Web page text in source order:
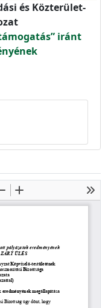
és Közterület-
iránt